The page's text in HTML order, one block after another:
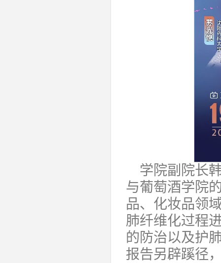
学院副院长
与葡萄酒学院
品、化妆品领
肺纤维化过程
的防治以及护
报告另辟蹊径